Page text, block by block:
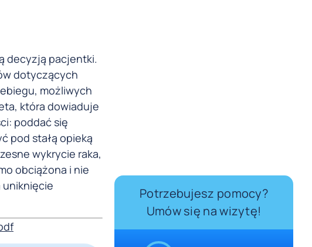
decyzją pacjentki.
dotyczących
możliwych
która dowiaduje
poddać się
pod stałą opieką
wykrycie raka,
obciążona i nie
uniknięcie
Potrzebujesz pomocy?
Umów się na wizytę!